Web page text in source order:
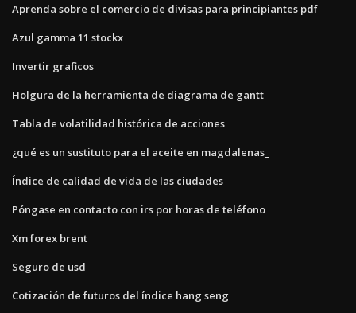
Aprenda sobre el comercio de divisas para principiantes pdf
Azul gamma 11 stockx
Invertir graficos
Holgura de la herramienta de diagrama de gantt
Tabla de volatilidad histórica de acciones
¿qué es un sustituto para el aceite en magdalenas_
Índice de calidad de vida de las ciudades
Póngase en contacto con irs por horas de teléfono
Xm forex brent
Seguro de usd
Cotización de futuros del índice hang seng